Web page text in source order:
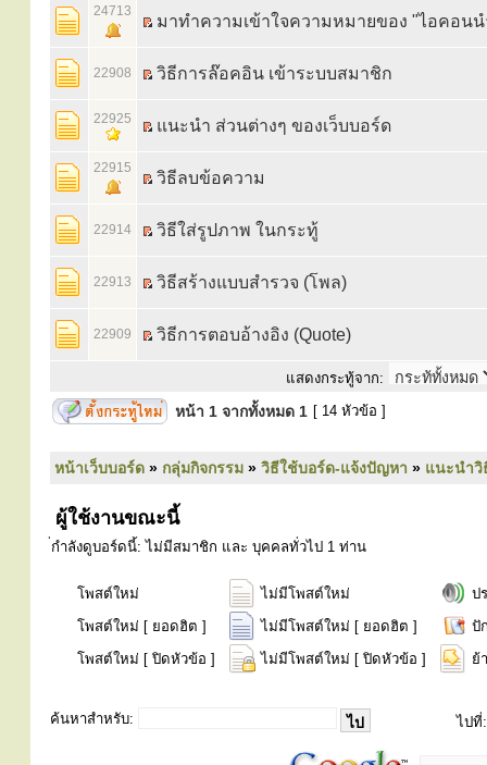
24713
มาทำความเข้าใจความหมายของ "ไอคอน
22908 วิธีการล๊อคอิน เข้าระบบสมาชิก
22925 แนะนำ ส่วนต่างๆ ของเว็บบอร์ด
22915
วิธีลบข้อความ
22914 วิธีใส่รูปภาพ ในกระทู้
22913 วิธีสร้างแบบสำรวจ (โพล)
22909 วิธีการตอบอ้างอิง (Quote)
แสดงกระทู้จาก:
หน้า 1 จากทั้งหมด 1 [ 14 หัวข้อ ]
หน้าเว็บบอร์ด » กลุ่มกิจกรรม » วิธีใช้บอร์ด-แจ้งปัญหา » แนะนำวิ
ผู้ใช้งานขณะนี้
่กำลังดูบอร์ดนี้: ไม่มีสมาชิก และ บุคคลทั่วไป 1 ท่าน
โพสต์ใหม่ ไม่มีโพสต์ใหม่
ป
โพสต์ใหม่ [ ยอดฮิต ]
ไม่มีโพสต์ใหม่ [ ยอดฮิต ]
ปั
โพสต์ใหม่ [ ปิดหัวข้อ ]
ไม่มีโพสต์ใหม่ [ ปิดหัวข้อ ] ย้
ค้นหาสำหรับ: ไปที่: